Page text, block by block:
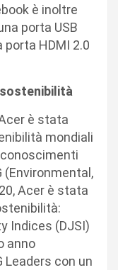
è inoltre
porta USB
porta HDMI 2.0
è stata
mondiali
(Environmental,
Acer è stata
Indices (DJSI)
anno
Leaders con un